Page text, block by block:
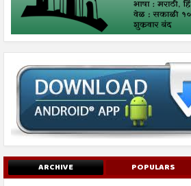
ARCHIVE POPULARS